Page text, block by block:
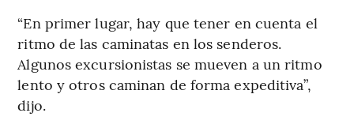
“En primer lugar, hay que tener en cuenta el
ritmo de las caminatas en los senderos.
Algunos excursionistas se mueven a un ritmo
lento y otros caminan de forma expeditiva”,
dijo.